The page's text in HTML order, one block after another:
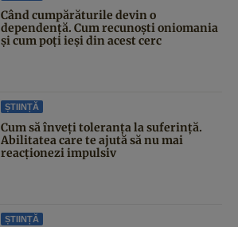
Când cumpărăturile devin o
dependență. Cum recunoști oniomania
și cum poți ieși din acest cerc
ȘTIINȚĂ
Cum să înveți toleranța la suferință.
Abilitatea care te ajută să nu mai
reacționezi impulsiv
ȘTIINȚĂ